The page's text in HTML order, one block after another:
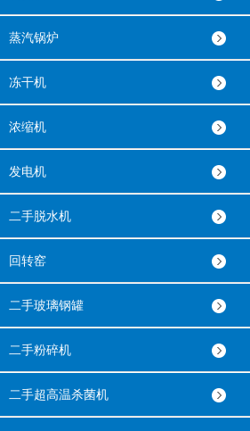
蒸汽锅炉
冻干机
浓缩机
发电机
二手脱水机
回转窑
二手玻璃钢罐
二手粉碎机
二手超高温杀菌机